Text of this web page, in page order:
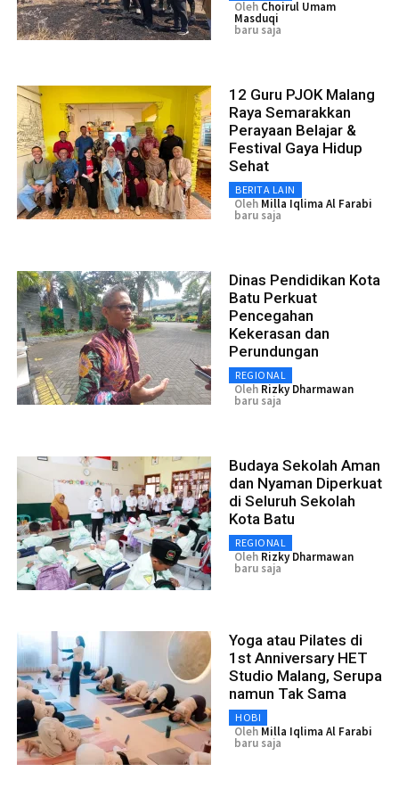
Oleh Choirul Umam
Masduqi
baru saja
12 Guru PJOK Malang
Raya Semarakkan
Perayaan Belajar &
Festival Gaya Hidup
Sehat
BERITA LAIN
Oleh Milla Iqlima Al Farabi
baru saja
Dinas Pendidikan Kota
Batu Perkuat
Pencegahan
Kekerasan dan
Perundungan
REGIONAL
Oleh Rizky Dharmawan
baru saja
Budaya Sekolah Aman
dan Nyaman Diperkuat
di Seluruh Sekolah
Kota Batu
REGIONAL
Oleh Rizky Dharmawan
baru saja
Yoga atau Pilates di
1st Anniversary HET
Studio Malang, Serupa
namun Tak Sama
HOBI
Oleh Milla Iqlima Al Farabi
baru saja